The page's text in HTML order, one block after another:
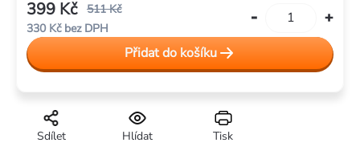
Tisk
Hlídat
Sdílet
511 Kč
399 Kč
330 Kč bez DPH
Měrná
cena:
Přidat do košíku